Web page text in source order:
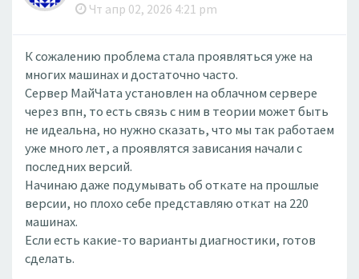
Чт апр 02, 2026 4:21 pm
К сожалению проблема стала проявляться уже на
многих машинах и достаточно часто.
Сервер МайЧата установлен на облачном сервере
через впн, то есть связь с ним в теории может быть
не идеальна, но нужно сказать, что мы так работаем
уже много лет, а проявлятся зависания начали с
последних версий.
Начинаю даже подумывать об откате на прошлые
версии, но плохо себе представляю откат на 220
машинах.
Если есть какие-то варианты диагностики, готов
сделать.